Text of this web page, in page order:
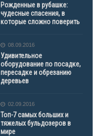
Рожденные в рубашке:
чудесные спасения, в
которые сложно поверить
08.09.2016
Удивительное
оборудование по посадке,
пересадке и обрезанию
деревьев
02.09.2016
Топ-7 самых больших и
тяжелых бульдозеров в
мире